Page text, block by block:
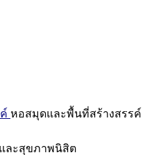
หอสมุดและพื้นที่สร้างสรรค์
ละสุขภาพนิสิต